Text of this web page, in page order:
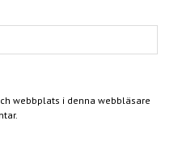
webbplats i denna webbläsare